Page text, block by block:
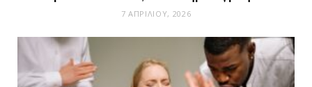
7 ΑΠΡΙΛΊΟΥ, 2026